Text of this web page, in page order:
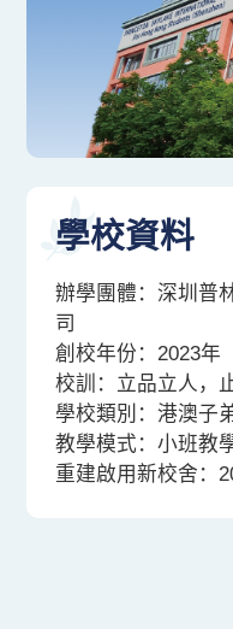
學校資料
辦學團體：深圳普
司
創校年份：2023年
校訓：立品立人，
學校類別：港澳子
教學模式：小班教
重建啟用新校舍：